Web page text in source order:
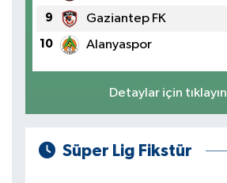
9 Gaziantep FK
10 Alanyaspor
Detaylar için tıklayın
Süper Lig Fikstür